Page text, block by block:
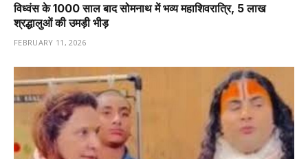
विध्वंस के 1000 साल बाद सोमनाथ में भव्य महाशिवरात्रि, 5 लाख
श्रद्धालुओं की उमड़ी भीड़
FEBRUARY 11, 2026